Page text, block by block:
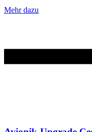
Mehr dazu